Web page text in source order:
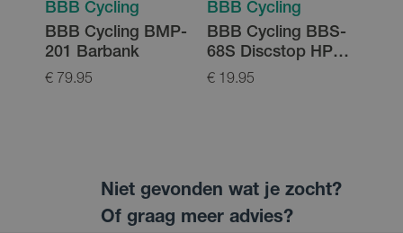
BBB Cycling
BBB Cycling BMP-
201 Barbank
€ 79.95
BBB Cycling
BBB Cycling BBS-
68S Discstop HP
Sintered
€ 19.95
Niet gevonden wat je zocht?
Of graag meer advies?